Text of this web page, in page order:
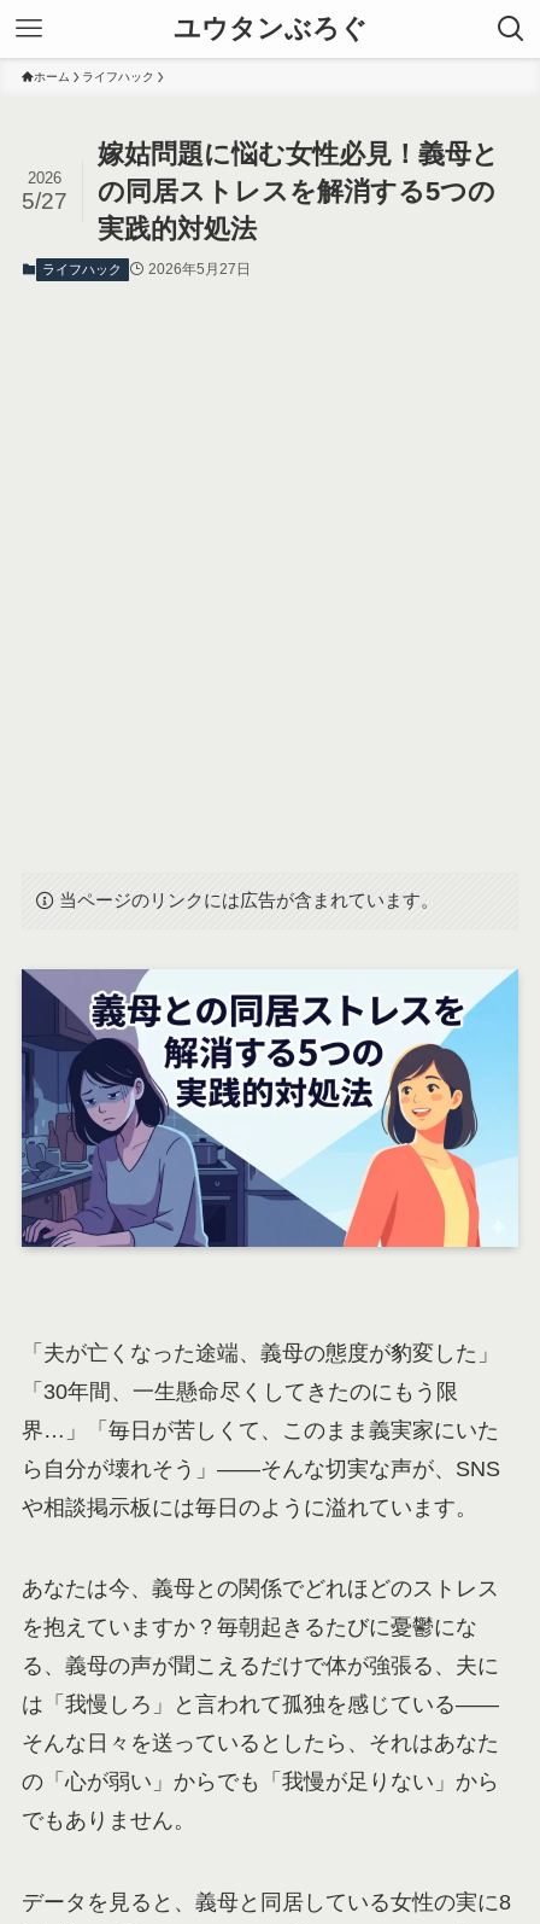
ユウタンぶろぐ
ホーム ライフハック
嫁姑問題に悩む女性必見！義母と
の同居ストレスを解消する5つの
実践的対処法
2026
5/27
ライフハック 2026年5月27日
当ページのリンクには広告が含まれています。
「夫が亡くなった途端、義母の態度が豹変した」
「30年間、一生懸命尽くしてきたのにもう限
界…」「毎日が苦しくて、このまま義実家にいた
ら自分が壊れそう」——そんな切実な声が、SNS
や相談掲示板には毎日のように溢れています。
あなたは今、義母との関係でどれほどのストレス
を抱えていますか？毎朝起きるたびに憂鬱にな
る、義母の声が聞こえるだけで体が強張る、夫に
は「我慢しろ」と言われて孤独を感じている——
そんな日々を送っているとしたら、それはあなた
の「心が弱い」からでも「我慢が足りない」から
でもありません。
データを見ると、義母と同居している女性の実に8